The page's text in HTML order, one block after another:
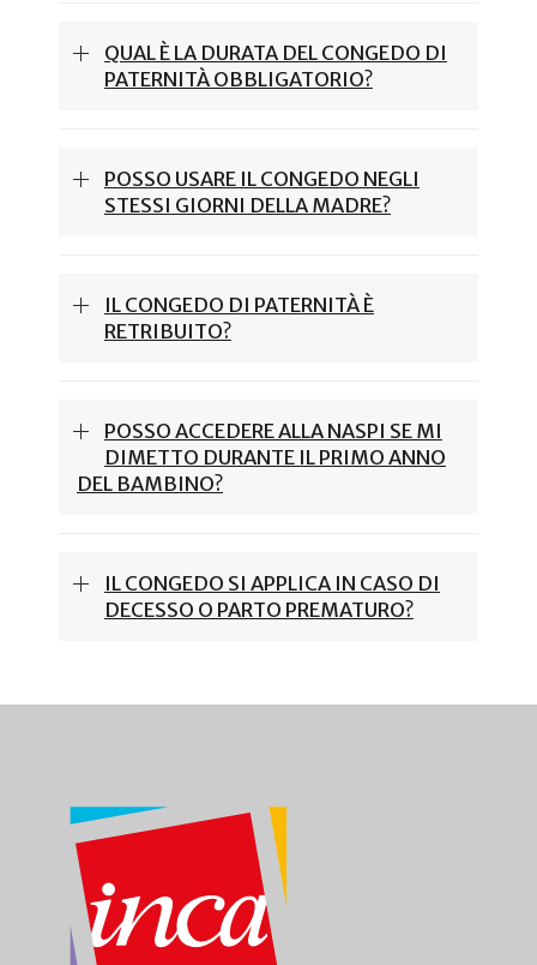
QUAL È LA DURATA DEL CONGEDO DI
PATERNITÀ OBBLIGATORIO?
POSSO USARE IL CONGEDO NEGLI
STESSI GIORNI DELLA MADRE?
IL CONGEDO DI PATERNITÀ È
RETRIBUITO?
POSSO ACCEDERE ALLA NASPI SE MI
DIMETTO DURANTE IL PRIMO ANNO
DEL BAMBINO?
IL CONGEDO SI APPLICA IN CASO DI
DECESSO O PARTO PREMATURO?